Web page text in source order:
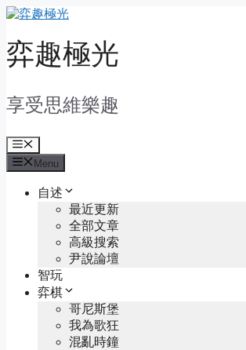
Skip
content
弈趣極光
享受思維樂趣
Menu
Menu
自述
最近更新
全部文章
高級搜索
尹說論壇
智玩
弈棋
哥尼斯堡
我為歌狂
混亂時鐘